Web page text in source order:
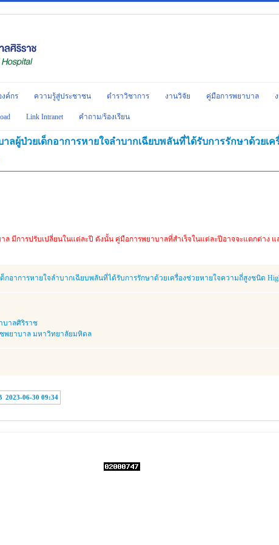
งค์กร ความรู้สู่ประชาชน ตำราวิชาการ งานวิจัย คู่มือการพยาบาล
Link Intranet คำถาม/ร้องเรียน
ลผู้ป่วยเด็กอาการหายใจลำบากเฉียบพลันที่ได้รับการรักษาด้วยเ
ล มีการปรับเปลี่ยนในแต่ละปี ดังนั้น คู่มือการพยาบาลที่สำเร็จในแต่ละปีอาจจะแตกต่าง
อาการหายใจลำบากเฉียบพลันที่ได้รับการรักษาด้วยเครื่องช่วยหายใจความถี่สูงชนิด High
บาลศิริราช
พยาบาล มหาวิทยาลัยมหิดล
2023-06-30 09:34